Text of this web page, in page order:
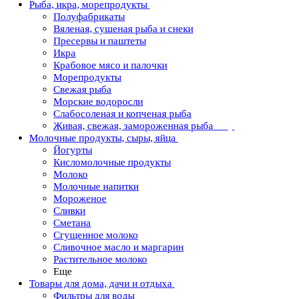
Рыба, икра, морепродукты
Полуфабрикаты
Вяленая, сушеная рыба и снеки
Пресервы и паштеты
Икра
Крабовое мясо и палочки
Морепродукты
Свежая рыба
Морские водоросли
Слабосоленая и копченая рыба
Живая, свежая, замороженная рыба
Молочные продукты, сыры, яйца
Йогурты
Кисломолочные продукты
Молоко
Молочные напитки
Мороженое
Сливки
Сметана
Сгущенное молоко
Сливочное масло и маргарин
Растительное молоко
Еще
Товары для дома, дачи и отдыха
Фильтры для воды